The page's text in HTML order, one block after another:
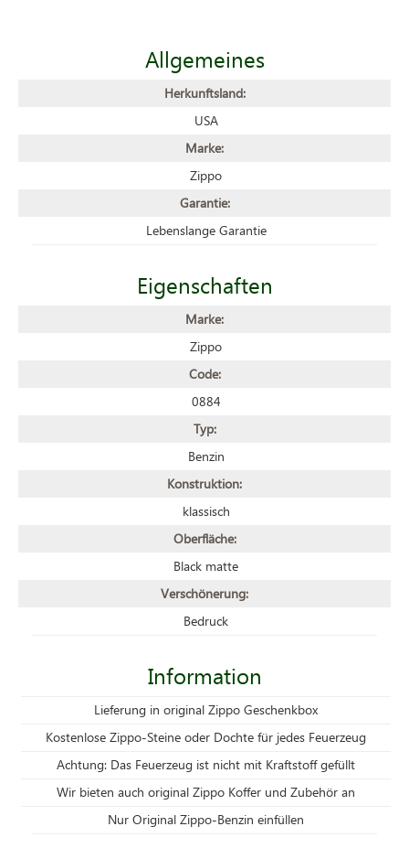
Allgemeines
Herkunftsland:
USA
Marke:
Zippo
Garantie:
Lebenslange Garantie
Eigenschaften
Marke:
Zippo
Code:
0884
Typ:
Benzin
Konstruktion:
klassisch
Oberfläche:
Black matte
Verschönerung:
Bedruck
Information
Lieferung in original Zippo Geschenkbox
Kostenlose Zippo-Steine oder Dochte für jedes Feuerzeug
Achtung: Das Feuerzeug ist nicht mit Kraftstoff gefüllt
Wir bieten auch original Zippo Koffer und Zubehör an
Nur Original Zippo-Benzin einfüllen